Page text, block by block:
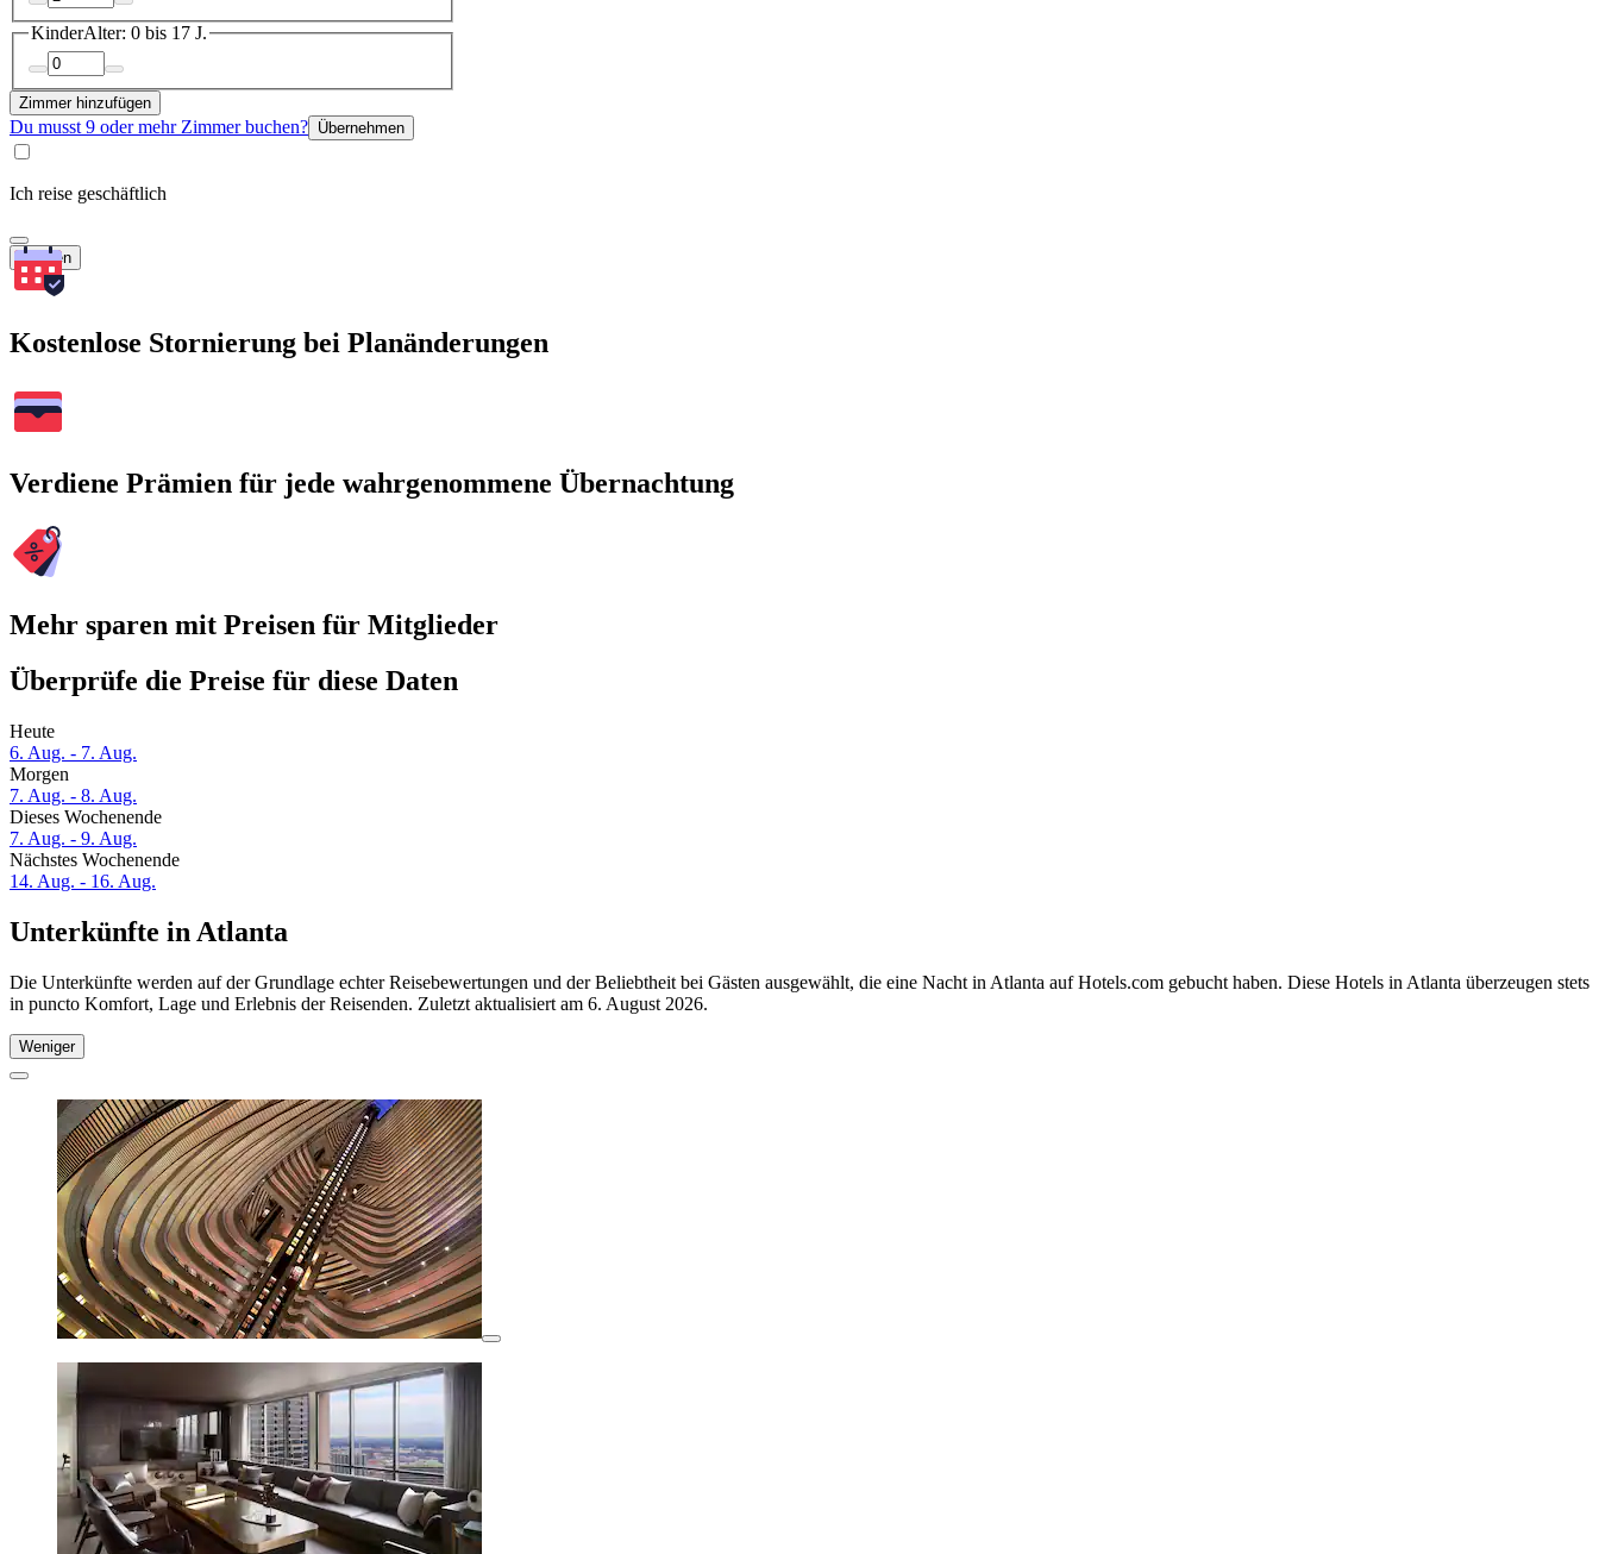
KinderAlter: 0 bis 17 J.
Zimmer hinzufügen
Du musst 9 oder mehr Zimmer buchen? Übernehmen
Ich reise geschäftlich
Suchen
Kostenlose Stornierung bei Planänderungen
Verdiene Prämien für jede wahrgenommene Übernachtung
Mehr sparen mit Preisen für Mitglieder
Überprüfe die Preise für diese Daten
Heute
6. Aug. - 7. Aug.
Morgen
7. Aug. - 8. Aug.
Dieses Wochenende
7. Aug. - 9. Aug.
Nächstes Wochenende
14. Aug. - 16. Aug.
Unterkünfte in Atlanta
Die Unterkünfte werden auf der Grundlage echter Reisebewertungen und der Beliebtheit bei Gästen ausgewählt, die eine Nacht in Atlanta auf Hotels.com gebucht haben. Diese Hotels in Atlanta überzeugen stets
in puncto Komfort, Lage und Erlebnis der Reisenden. Zuletzt aktualisiert am 6. August 2026.
Weniger